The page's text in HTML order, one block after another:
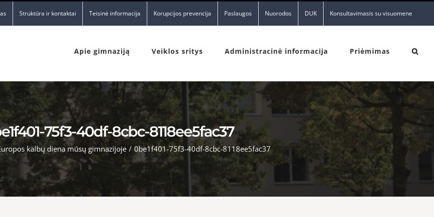
Struktūra ir kontaktai Teisinė informacija Korupcijos prevencija Paslaugos Nuorodos DUK Konsultavimasis su visuomene
Apie gimnaziją Veiklos sritys Administracinė informacija Priėmimas
75f3-40df-8cbc-8118ee5fac37
kalbų diena mūsų gimnazijoje / 0be1f401-75f3-40df-8cbc-8118ee5fac37